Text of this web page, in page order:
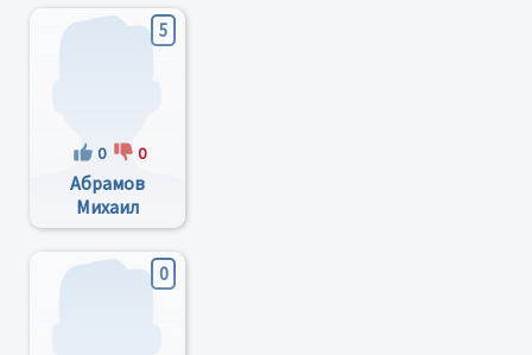
5
0 0
Абрамов
Михаил
Геннадьевич
0